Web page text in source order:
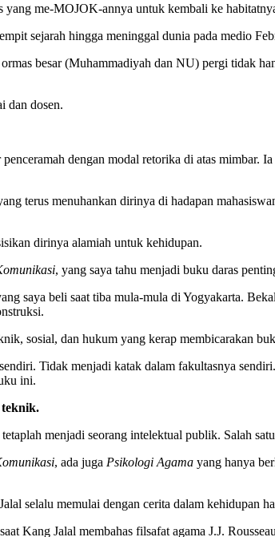
yang me-MOJOK-annya untuk kembali ke
sejarah hingga meninggal dunia pada medio
besar (Muhammadiyah dan NU) pergi tidak
dan dosen.
dengan modal retorika di atas mimbar.
terus menuhankan dirinya di hadapan
dirinya alamiah untuk kehidupan.
, yang saya tahu menjadi buku daras
saya beli saat tiba mula-mula di Yogyakarta.
sosial, dan hukum yang kerap membicarakan
Tidak menjadi katak dalam fakultasnya
ini.
teknik.
menjadi seorang intelektual publik. Salah
, ada juga Psikologi Agama yang hanya
selalu memulai dengan cerita dalam kehidupan
Kang Jalal membahas filsafat agama J.J.